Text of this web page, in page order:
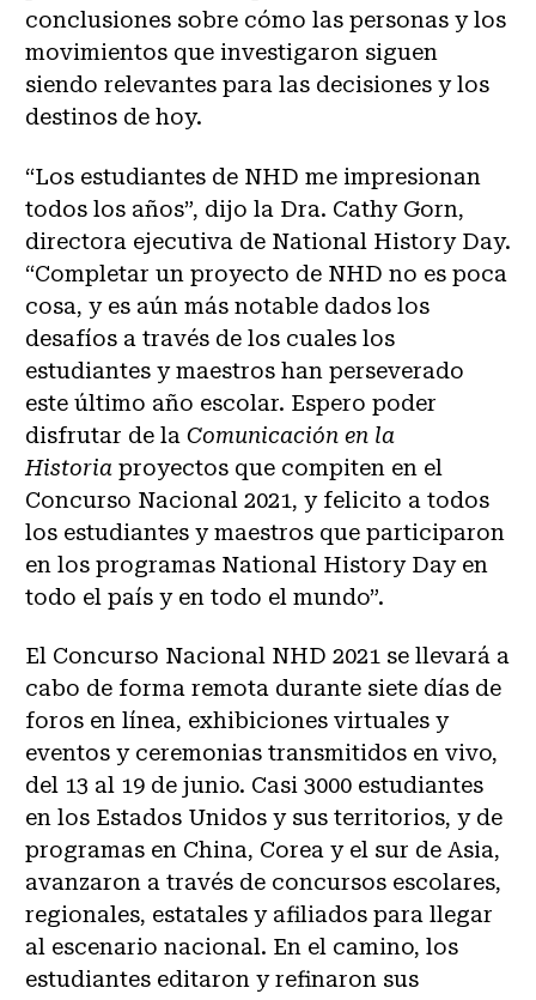
conclusiones sobre cómo las personas y los
movimientos que investigaron siguen
siendo relevantes para las decisiones y los
destinos de hoy.
“Los estudiantes de NHD me impresionan
todos los años”, dijo la Dra. Cathy Gorn,
directora ejecutiva de National History Day.
“Completar un proyecto de NHD no es poca
cosa, y es aún más notable dados los
desafíos a través de los cuales los
estudiantes y maestros han perseverado
este último año escolar. Espero poder
disfrutar de la Comunicación en la
Historia proyectos que compiten en el
Concurso Nacional 2021, y felicito a todos
los estudiantes y maestros que participaron
en los programas National History Day en
todo el país y en todo el mundo”.
El Concurso Nacional NHD 2021 se llevará a
cabo de forma remota durante siete días de
foros en línea, exhibiciones virtuales y
eventos y ceremonias transmitidos en vivo,
del 13 al 19 de junio. Casi 3000 estudiantes
en los Estados Unidos y sus territorios, y de
programas en China, Corea y el sur de Asia,
avanzaron a través de concursos escolares,
regionales, estatales y afiliados para llegar
al escenario nacional. En el camino, los
estudiantes editaron y refinaron sus